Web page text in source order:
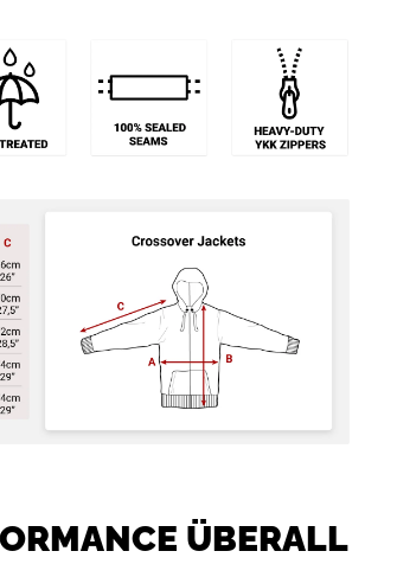
ÜBERALL